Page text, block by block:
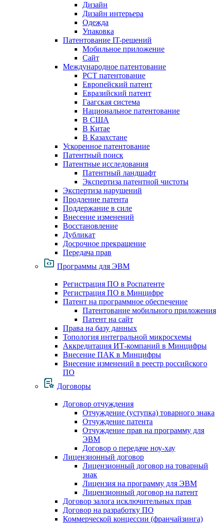
Дизайн
Дизайн интерьера
Одежда
Упаковка
Патентование IT-решений
Мобильное приложение
Сайт
Международное патентование
PCT патентование
Европейский патент
Евразийский патент
Гаагская система
Национальное патентование
В США
В Китае
В Казахстане
Ускоренное патентование
Патентный поиск
Патентные исследования
Патентный ландшафт
Экспертиза патентной чистоты
Экспертиза нарушений
Продление патента
Поддержание в силе
Внесение изменений
Восстановление
Дубликат
Досрочное прекращение
Передача прав
Программы для ЭВМ
Регистрация ПО в Роспатенте
Регистрация ПО в Минцифре
Патент на программное обеспечение
Патентование мобильного приложения
Патент на сайт
Права на базу данных
Топология интегральной микросхемы
Аккредитация ИТ-компаний в Минцифры
Внесение ПАК в Минцифры
Внесение изменений в реестр российского
ПО
Договоры
Договор отчуждения
Отчуждение (уступка) товарного знака
Отчуждение патента
Отчуждение прав на программу для
ЭВМ
Договор о передаче ноу-хау
Лицензионный договор
Лицензионный договор на товарный
знак
Лицензия на программу для ЭВМ
Лицензионный договор на патент
Договор залога исключительных прав
Договор на разработку ПО
Коммерческой концессии (франчайзинга)